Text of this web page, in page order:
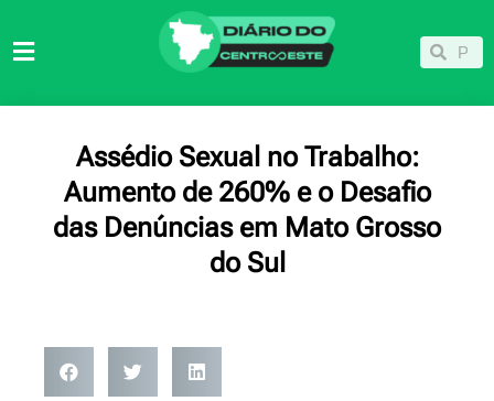
para
Pesquisar
Assédio Sexual no Trabalho:
Aumento de 260% e o Desafio
das Denúncias em Mato Grosso
do Sul